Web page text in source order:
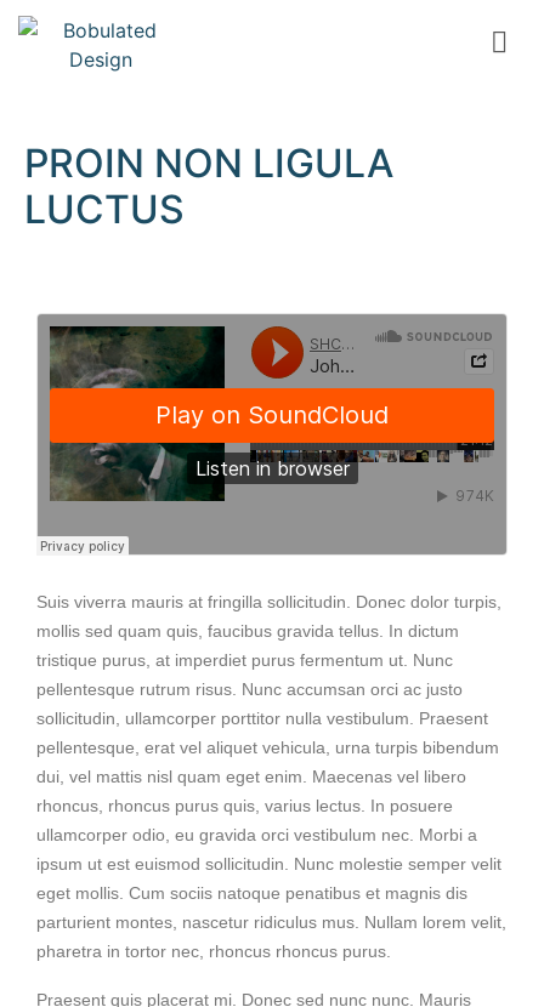
PROIN NON LIGULA
LUCTUS
Suis viverra mauris at fringilla sollicitudin. Donec dolor turpis,
mollis sed quam quis, faucibus gravida tellus. In dictum
tristique purus, at imperdiet purus fermentum ut. Nunc
pellentesque rutrum risus. Nunc accumsan orci ac justo
sollicitudin, ullamcorper porttitor nulla vestibulum. Praesent
pellentesque, erat vel aliquet vehicula, urna turpis bibendum
dui, vel mattis nisl quam eget enim. Maecenas vel libero
rhoncus, rhoncus purus quis, varius lectus. In posuere
ullamcorper odio, eu gravida orci vestibulum nec. Morbi a
ipsum ut est euismod sollicitudin. Nunc molestie semper velit
eget mollis. Cum sociis natoque penatibus et magnis dis
parturient montes, nascetur ridiculus mus. Nullam lorem velit,
pharetra in tortor nec, rhoncus rhoncus purus.
Praesent quis placerat mi. Donec sed nunc nunc. Mauris